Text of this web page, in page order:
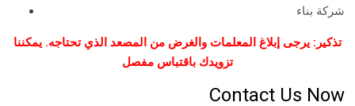
شركة بناء
تذكير: يرجى إبلاغ المعلمات والغرض من المصعد الذي تحتاجه. يمكننا
تزويدك باقتباس مفصل
Contact Us Now